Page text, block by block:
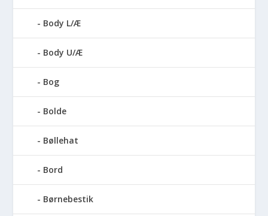
Body L/Æ
Body U/Æ
Bog
Bolde
Bøllehat
Bord
Børnebestik